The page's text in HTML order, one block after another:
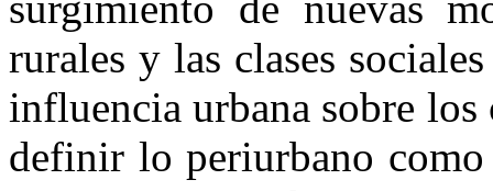
rurales y las clases
influencia urbana sobre
definir lo periurbano